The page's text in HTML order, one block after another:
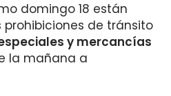
domingo 18 están
de tránsito
y mercancías
la mañana a